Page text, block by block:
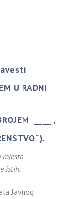
U RADNI
____ ,
mjesta
istih.
Javnog